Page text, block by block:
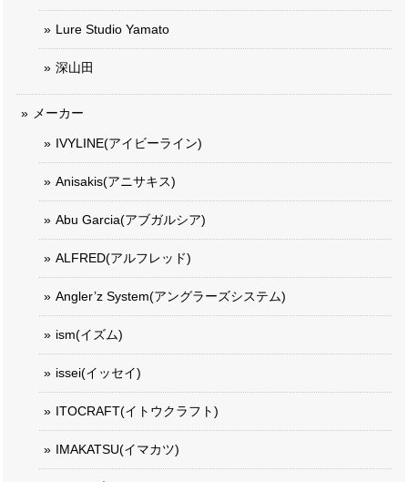
Lure Studio Yamato
深山田
メーカー
IVYLINE(アイビーライン)
Anisakis(アニサキス)
Abu Garcia(アブガルシア)
ALFRED(アルフレッド)
Angler’z System(アングラーズシステム)
ism(イズム)
issei(イッセイ)
ITOCRAFT(イトウクラフト)
IMAKATSU(イマカツ)